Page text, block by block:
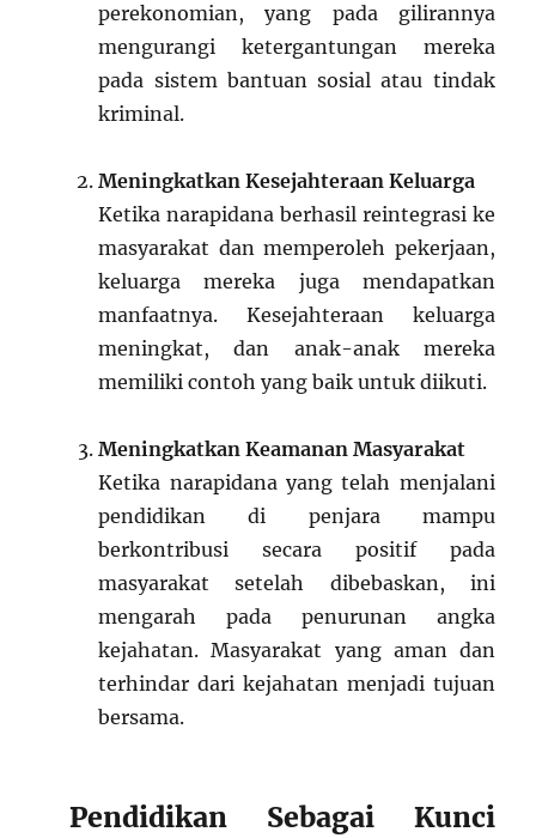
perekonomian, yang pada gilirannya
mengurangi ketergantungan mereka
pada sistem bantuan sosial atau tindak
kriminal.
Meningkatkan Kesejahteraan Keluarga
Ketika narapidana berhasil reintegrasi ke
masyarakat dan memperoleh pekerjaan,
keluarga mereka juga mendapatkan
manfaatnya. Kesejahteraan keluarga
meningkat, dan anak-anak mereka
memiliki contoh yang baik untuk diikuti.
Meningkatkan Keamanan Masyarakat
Ketika narapidana yang telah menjalani
pendidikan di penjara mampu
berkontribusi secara positif pada
masyarakat setelah dibebaskan, ini
mengarah pada penurunan angka
kejahatan. Masyarakat yang aman dan
terhindar dari kejahatan menjadi tujuan
bersama.
Pendidikan Sebagai Kunci